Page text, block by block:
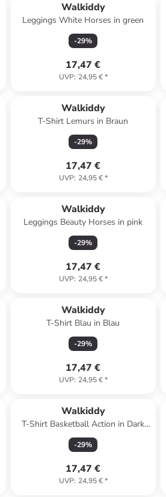
Walkiddy
Leggings White Horses in green
-29%
17,47 €
UVP: 24,95 €*
Walkiddy
T-Shirt Lemurs in Braun
-29%
17,47 €
UVP: 24,95 €*
Walkiddy
Leggings Beauty Horses in pink
-29%
17,47 €
UVP: 24,95 €*
Walkiddy
T-Shirt Blau in Blau
-29%
17,47 €
UVP: 24,95 €*
Walkiddy
T-Shirt Basketball Action in Dark
Blue
-29%
17,47 €
UVP: 24,95 €*